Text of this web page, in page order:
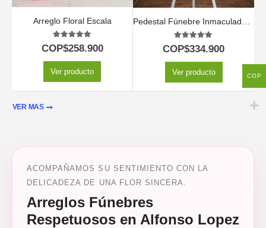
Arreglo Floral Escala
5.00out of 5
COP$258.900
Ver producto
5.00out of 5
COP$334.900
Ver producto
VER MAS
ACOMPAÑAMOS SU SENTIMIENTO CON LA
DELICADEZA DE UNA FLOR SINCERA.
Arreglos Fúnebres
Respetuosos en Alfonso Lopez
COP